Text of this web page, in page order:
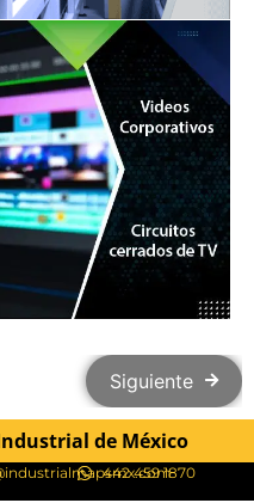
Siguiente
de México
442 459 1870